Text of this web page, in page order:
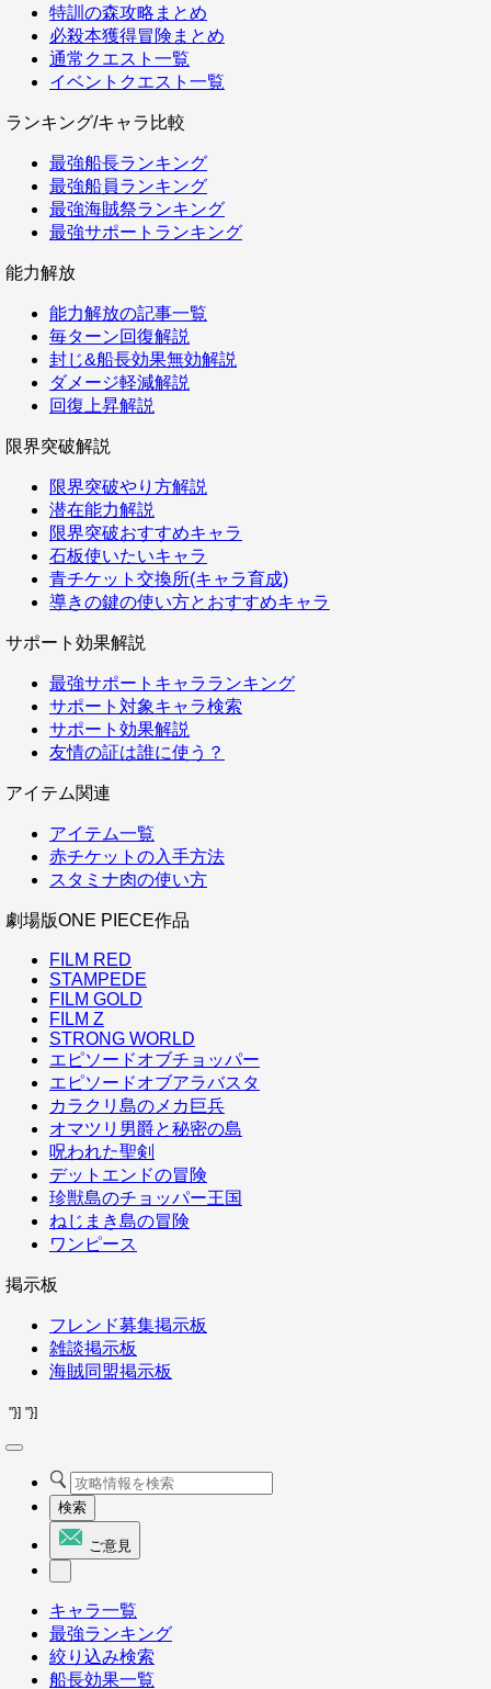
特訓の森攻略まとめ
必殺本獲得冒険まとめ
通常クエスト一覧
イベントクエスト一覧
ランキング/キャラ比較
最強船長ランキング
最強船員ランキング
最強海賊祭ランキング
最強サポートランキング
能力解放
能力解放の記事一覧
毎ターン回復解説
封じ&船長効果無効解説
ダメージ軽減解説
回復上昇解説
限界突破解説
限界突破やり方解説
潜在能力解説
限界突破おすすめキャラ
石板使いたいキャラ
青チケット交換所(キャラ育成)
導きの鍵の使い方とおすすめキャラ
サポート効果解説
最強サポートキャラランキング
サポート対象キャラ検索
サポート効果解説
友情の証は誰に使う？
アイテム関連
アイテム一覧
赤チケットの入手方法
スタミナ肉の使い方
劇場版ONE PIECE作品
FILM RED
STAMPEDE
FILM GOLD
FILM Z
STRONG WORLD
エピソードオブチョッパー
エピソードオブアラバスタ
カラクリ島のメカ巨兵
オマツリ男爵と秘密の島
呪われた聖剣
デットエンドの冒険
珍獣島のチョッパー王国
ねじまき島の冒険
ワンピース
掲示板
フレンド募集掲示板
雑談掲示板
海賊同盟掲示板
"}] "}]
検索
ご意見
キャラ一覧
最強ランキング
絞り込み検索
船長効果一覧